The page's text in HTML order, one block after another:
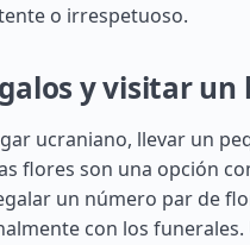
o irrespetuoso.
y visitar
ucraniano, llevar un
flores son una opción
un número par de
con los